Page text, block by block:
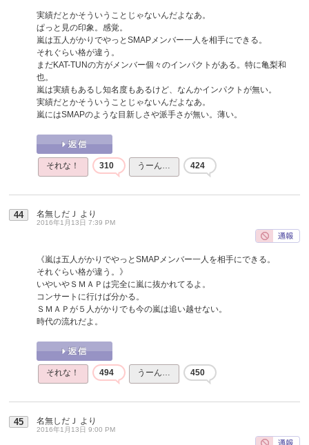
実績だとかそういうことじゃないんだよなあ。
ぱっと見の印象。感覚。
嵐は五人がかりでやっとSMAPメンバー一人を相手にできる。
それぐらい格が違う。
まだKAT-TUNの方がメンバー個々のインパクトがある。特に亀梨和
也。
嵐は実績もあるし知名度もあるけど、なんかインパクトが無い。
実績だとかそういうことじゃないんだよなあ。
嵐にはSMAPのような目新しさや派手さが無い。薄い。
それな！ 310 うーん… 424
44 名無しだＪ より
2016年1月13日 7:39 PM
《嵐は五人がかりでやっとSMAPメンバー一人を相手にできる。
それぐらい格が違う。》
いやいやＳＭＡＰは完全に嵐に抜かれてるよ。
コンサートに行けば分かる。
ＳＭＡＰが５人がかりでも今の嵐は追い越せない。
時代の流れだよ。
それな！ 494 うーん… 450
45 名無しだＪ より
2016年1月13日 9:00 PM